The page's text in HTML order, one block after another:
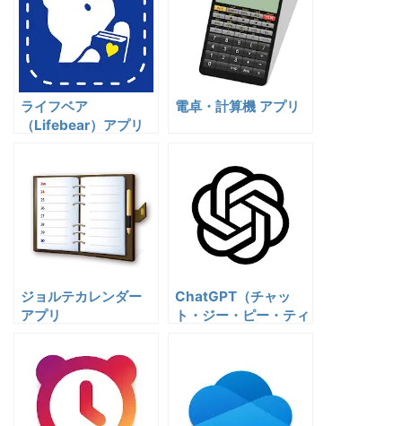
ライフベア
（Lifebear）アプリ
電卓・計算機 アプリ
ジョルテカレンダー
アプリ
ChatGPT（チャッ
ト・ジー・ピー・ティ